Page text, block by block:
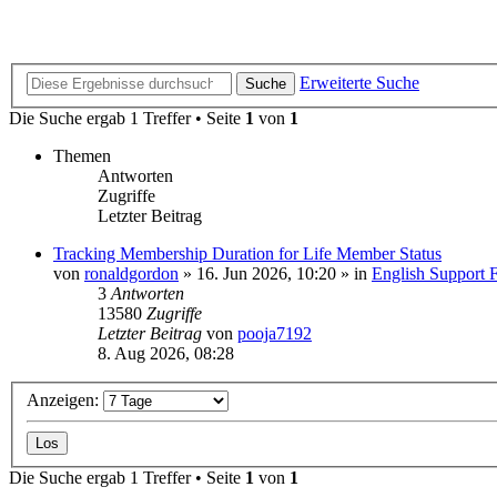
Suche
Erweiterte Suche
Die Suche ergab 1 Treffer • Seite 1 von 1
Themen
Antworten
Zugriffe
Letzter Beitrag
Tracking Membership Duration for Life Member Status
von ronaldgordon » 16. Jun 2026, 10:20 » in English Support
3 Antworten
13580 Zugriffe
Letzter Beitrag von pooja7192
8. Aug 2026, 08:28
Anzeigen:
Die Suche ergab 1 Treffer • Seite 1 von 1